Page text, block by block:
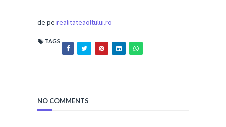
de pe realitateaoltului.ro
TAGS
NO COMMENTS